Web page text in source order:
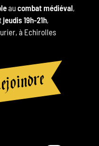
au combat médiéval ,
jeudis 19h-21h,
à Echirolles